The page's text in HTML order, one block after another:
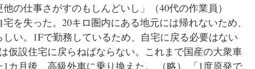
他の仕事さがすのもしんどいし」（40代の作業員）
を失った。20キロ圏内にある地元には帰れないため、
い。1Fで勤務しているため、自宅に戻る必要はない
仮設住宅に戻らねばならない。これまで国産の大衆車
カ月後、高級外車に乗り換えた。 （略） 「1度原発で